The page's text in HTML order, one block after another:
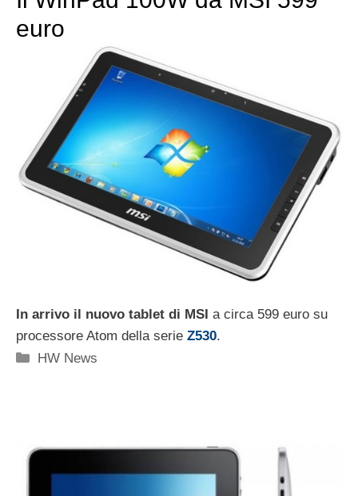
euro
In arrivo il nuovo tablet di MSI a circa 599 euro su
processore Atom della serie Z530.
Categorie
HW News